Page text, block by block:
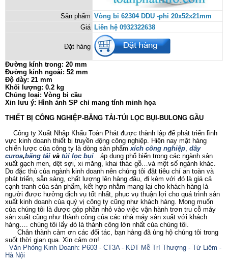
Sản phẩm Vòng bi 62304 DDU -phi 20x52x21mm
Giá Liên hệ 0932322638
Đặt hàng
Đường kính trong: 20 mm
Đường kính ngoài: 52 mm
Độ dày: 21 mm
Khối lượng: 0.2 kg
Chủng loại: Vòng bi cầu
Xin lưu ý: Hình ảnh SP chỉ mang tính minh họa
THIẾT BỊ CÔNG NGHIỆP-BĂNG TẢI-TÚI LỌC BỤI-BULONG GẦU
Công ty Xuất Nhập Khẩu Toàn Phát được thành lập để phát triển lĩnh
vực kinh doanh thiết bị truyền động công nghiệp. Hiện nay mặt hàng
chiến lược của công ty là dòng sản phẩm xích công nghiệp, dây
curoa,băng tải và túi lọc bụi…áp dụng phổ biến trong các ngành sản
xuất gạch men, dệt sợi, xi măng, khai thác gỗ…và một số ngành khác.
Do đặc thù của ngành kinh doanh nên chúng tôi đặt tiêu chí an toàn và
phát triển, sẵn sàng, chất lượng lên hàng đâu, đi kèm với đó là giá cả
cạnh tranh của sản phẩm, kết hợp nhằm mang lại cho khách hàng là
người được hưởng dịch vụ tốt nhất, phục vụ thuận lợi cho quá trình sản
xuất kinh doanh của quý vị công ty cũng như khách hàng. Mong muốn
của chúng tôi là được góp phần nhỏ vào việc vận hành trơn tru cỗ máy
sản xuất cũng như thành công của các nhà máy sản xuất với khách
hàng…. chúng tôi lấy đó là thành công lớn nhất của chúng tôi.
Chân thành cảm ơn các đối tác, bạn hàng đã ủng hộ chúng tôi trong
suốt thời gian qua. Xin cảm ơn!
Văn Phòng Kinh Doanh: P603 - CT3A - KĐT Mễ Trì Thượng - Từ Liêm -
Hà Nội